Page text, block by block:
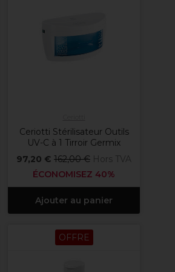
Ceriotti Stérilisateur Outils
UV-C à 1 Tirroir Germix
97,20 € 162,00 € Hors TVA
ÉCONOMISEZ 40%
Ajouter au panier
OFFRE